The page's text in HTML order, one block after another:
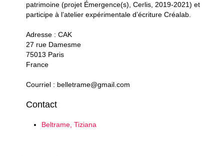
patrimoine (projet Émergence(s), Cerlis, 2019-2021) et
participe à l’atelier expérimentale d’écriture Créalab.
Adresse : CAK
27 rue Damesme
75013 Paris
France
Courriel : belletrame@gmail.com
Contact
Beltrame, Tiziana